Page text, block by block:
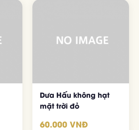
Dưa Hấu không hạt
mặt trời đỏ
60.000 VNĐ